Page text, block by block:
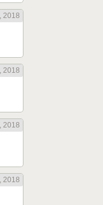
2018
2018
2018
2018